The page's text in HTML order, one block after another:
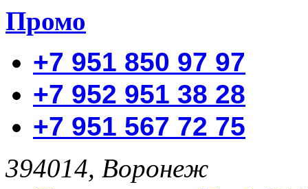
Промо
+7 951 850 97 97
+7 952 951 38 28
+7 951 567 72 75
394014, Воронеж